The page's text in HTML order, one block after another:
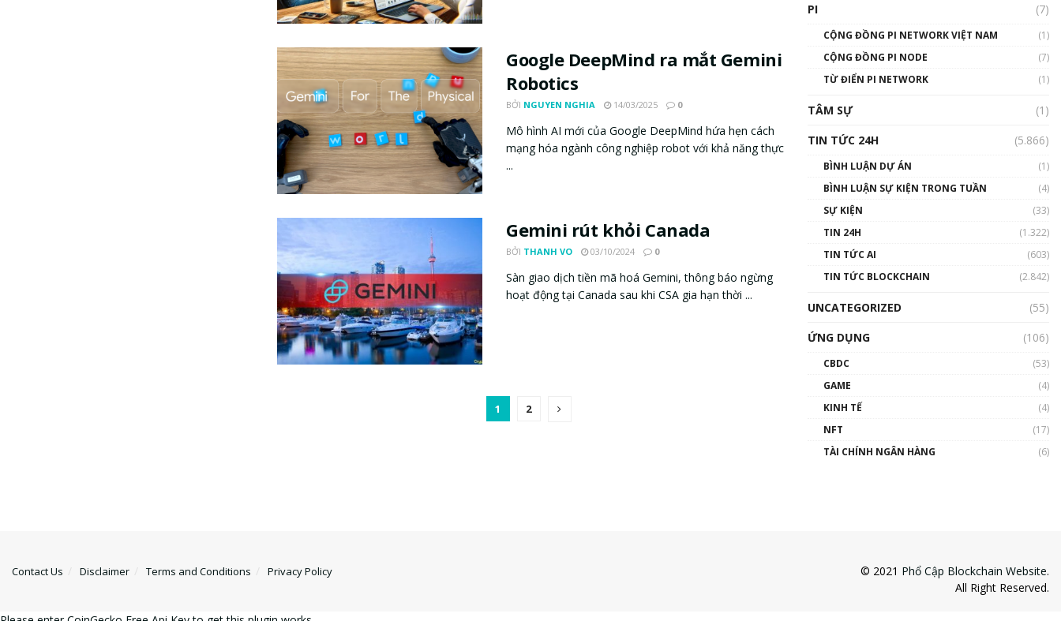
Google DeepMind ra mắt Gemini
Robotics
BỞI NGUYEN NGHIA 14/03/2025 0
Mô hình AI mới của Google DeepMind hứa hẹn cách
mạng hóa ngành công nghiệp robot với khả năng thực
...
Gemini rút khỏi Canada
BỞI THANH VO 03/10/2024 0
Sàn giao dịch tiền mã hoá Gemini, thông báo ngừng
hoạt động tại Canada sau khi CSA gia hạn thời ...
1 2
PI (7)
CỘNG ĐỒNG PI NETWORK VIỆT NAM
(1)
CỘNG ĐỒNG PI NODE
(7)
TỪ ĐIỂN PI NETWORK
(1)
TÂM SỰ
(1)
TIN TỨC 24H
(5.866)
BÌNH LUẬN DỰ ÁN
(1)
BÌNH LUẬN SỰ KIỆN TRONG TUẦN
(4)
SỰ KIỆN
(33)
TIN 24H
(1.322)
TIN TỨC AI
(603)
TIN TỨC BLOCKCHAIN
(2.842)
UNCATEGORIZED
(55)
ỨNG DỤNG
(106)
CBDC
(53)
GAME
(4)
KINH TẾ
(4)
NFT
(17)
TÀI CHÍNH NGÂN HÀNG
(6)
Contact Us Disclaimer Terms and Conditions Privacy Policy © 2021 Phổ Cập Blockchain Website.
All Right Reserved.